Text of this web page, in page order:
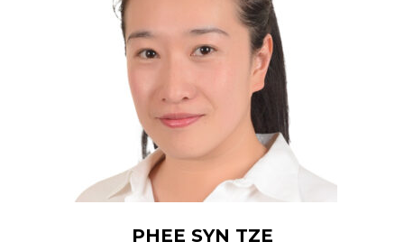
PHEE SYN TZE